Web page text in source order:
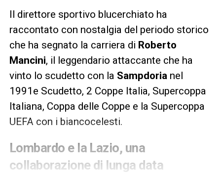
Il direttore sportivo blucerchiato ha
raccontato con nostalgia del periodo storico
che ha segnato la carriera di Roberto
Mancini, il leggendario attaccante che ha
vinto lo scudetto con la Sampdorianel
1991e Scudetto, 2 Coppe Italia, Supercoppa
Italiana, Coppa delle Coppe e la Supercoppa
UEFA con i biancocelesti.
Lombardo e la Lazio, una
collaborazione di lunga data